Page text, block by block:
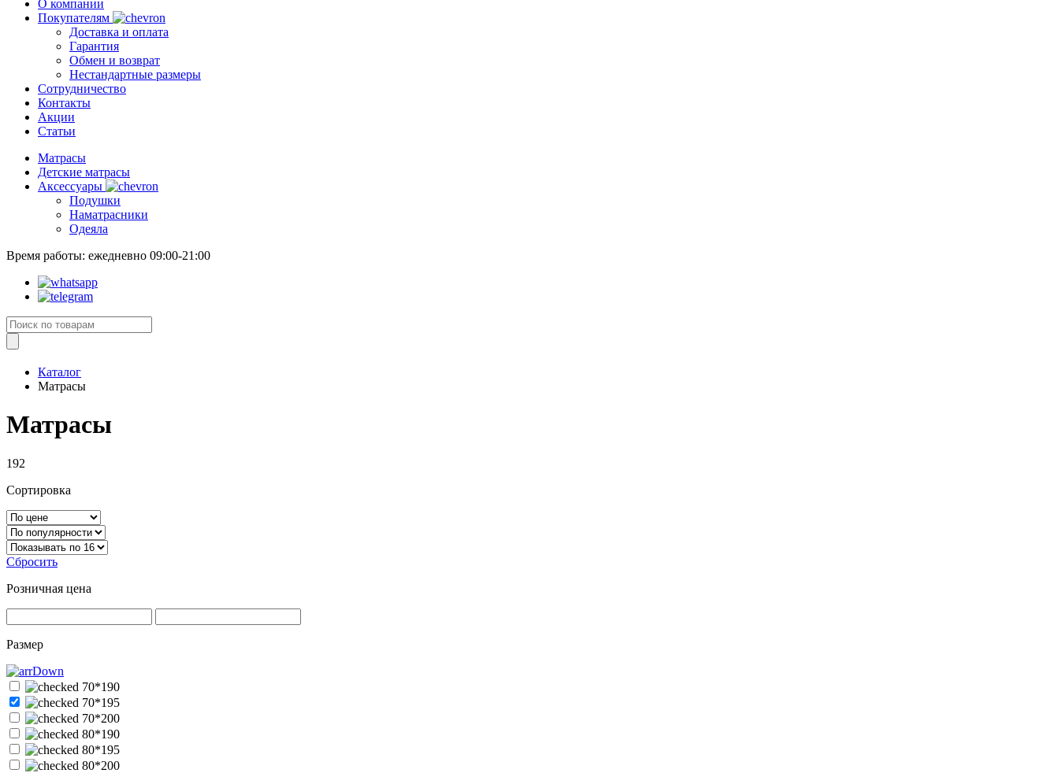
О компании
Покупателям
Доставка и оплата
Гарантия
Обмен и возврат
Нестандартные размеры
Сотрудничество
Контакты
Акции
Статьи
Матрасы
Детские матрасы
Аксессуары
Подушки
Наматрасники
Одеяла
Время работы: ежедневно 09:00-21:00
Каталог
Матрасы
Матрасы
192
Сортировка
Сбросить
Розничная цена
Размер
70*190
70*195
70*200
80*190
80*195
80*200